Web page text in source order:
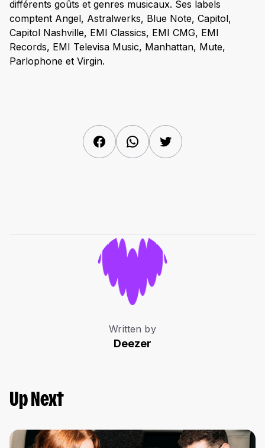
différents goûts et genres musicaux. Ses labels
comptent Angel, Astralwerks, Blue Note, Capitol,
Capitol Nashville, EMI Classics, EMI CMG, EMI
Records, EMI Televisa Music, Manhattan, Mute,
Parlophone et Virgin.
FacebookWhatsAppTwitter
Written by
Deezer
Up Next